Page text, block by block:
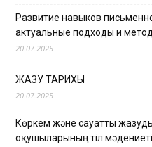
Развитие навыков
актуальные подходы и
20.07.2025
ЖАЗУ ТАРИХЫ
20.07.2025
Көркем және сауатты
оқушыларының тіл